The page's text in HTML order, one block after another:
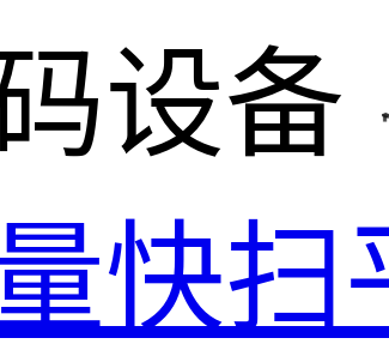
设备
快扫